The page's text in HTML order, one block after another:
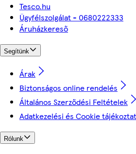
Tesco.hu
Ügyfélszolgálat - 0680222333
Áruházkereső
Segítünk
Árak
Biztonságos online rendelés
Általános Szerződési Feltételek
Adatkezelési és Cookie
Rólunk